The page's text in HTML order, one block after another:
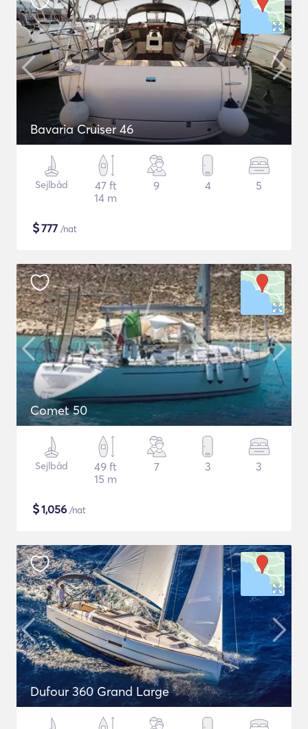
Bavaria Cruiser 46
Sejlbåd
47 ft
14 m
9 4 5
$777 /nat
Comet 50
Sejlbåd
49 ft
15 m
7 3 3
$1,056 /nat
Dufour 360 Grand Large